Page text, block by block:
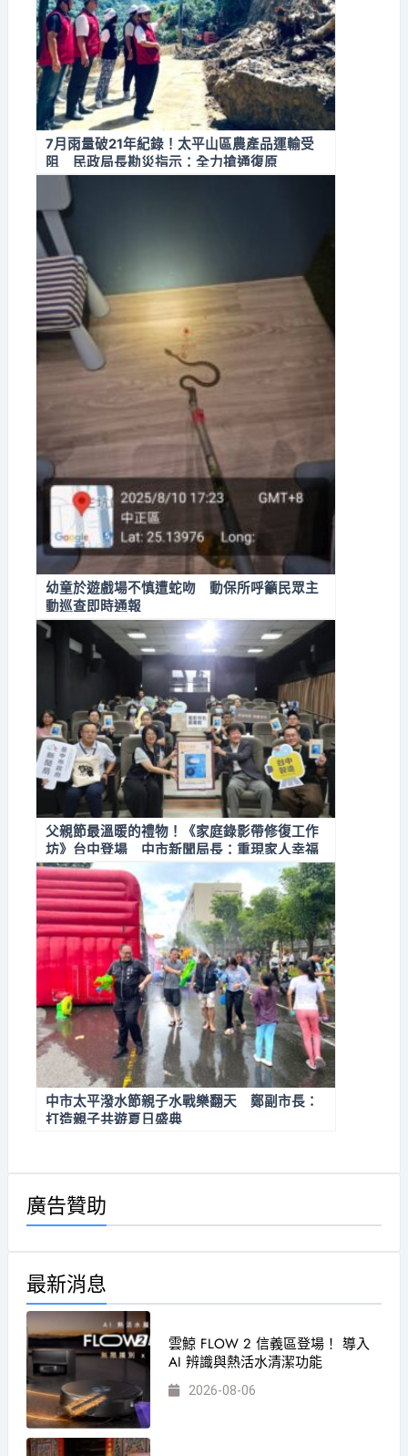
7月雨量破21年紀錄！太平山區農產品運輸受
阻 民政局長勘災指示：全力搶通復原
幼童於遊戲場不慎遭蛇吻 動保所呼籲民眾主
動巡查即時通報
父親節最溫暖的禮物！《家庭錄影帶修復工作
坊》台中登場 中市新聞局長：重現家人幸福
時光
中市太平潑水節親子水戰樂翻天 鄭副市長：
打造親子共遊夏日盛典
廣告贊助
最新消息
雲鯨 FLOW 2 信義區登場！ 導入
AI 辨識與熱活水清潔功能
2026-08-06